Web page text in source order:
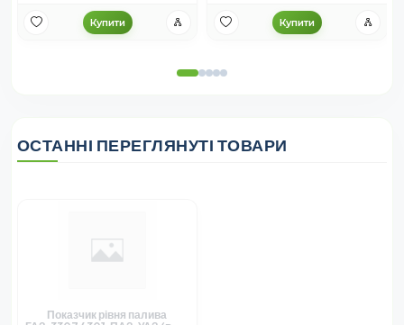
Купити Купити
ОСТАННІ ПЕРЕГЛЯНУТІ ТОВАРИ
Показчик рівня палива